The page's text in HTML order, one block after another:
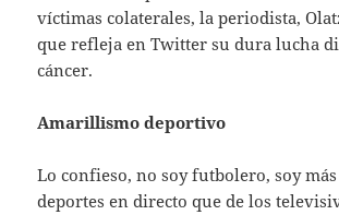
víctimas colaterales, la periodista,
que refleja en Twitter su dura lucha
cáncer.
Amarillismo deportivo
Lo confieso, no soy futbolero, soy
deportes en directo que de los